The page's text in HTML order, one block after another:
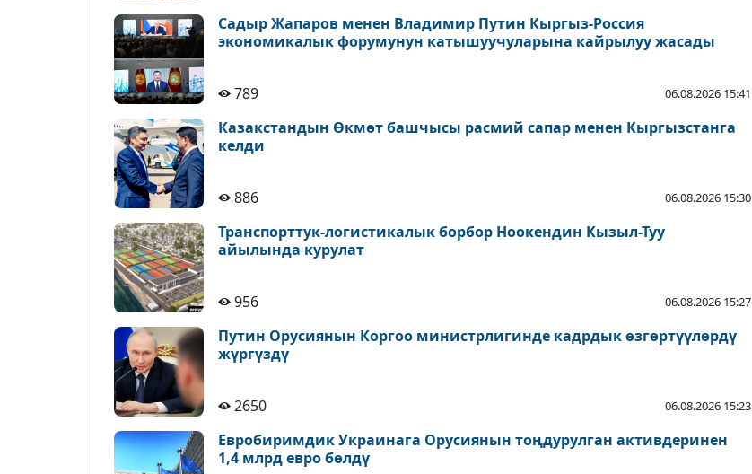
Садыр Жапаров менен Владимир Путин Кыргыз-Россия
экономикалык форумунун катышуучуларына кайрылуу жасады
789 06.08.2026 15:41
Казакстандын Өкмөт башчысы расмий сапар менен Кыргызстанга
келди
886 06.08.2026 15:30
Транспорттук-логистикалык борбор Ноокендин Кызыл-Туу
айылында курулат
956 06.08.2026 15:27
Путин Орусиянын Коргоо министрлигинде кадрдык өзгөртүүлөрдү
жүргүздү
2650 06.08.2026 15:23
Евробиримдик Украинага Орусиянын тоңдурулган активдеринен
1,4 млрд евро бөлдү